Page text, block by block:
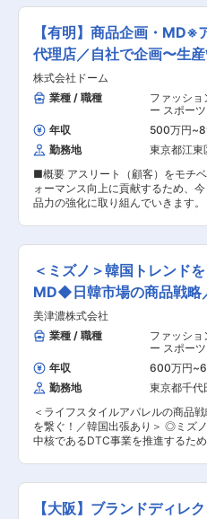
外フィールドでのダイナミックな
加や直接貿易を通じて、グローバル
開発に挑戦できます。 ・裁量：新
開拓や商品構成決定など、戦略的な
われます。 ・生活を豊かに：園芸・
ットなど、人々の暮らしに密着し
あるホームセンター事業会社5社「
DCMダイキ、DCMホーマック、
DCMくろがねや」を完全統合し、
に生まれ変わりました。 前身は、
マ、ダイキ、ホーマックが業務資
生した「DCM Japanホールディン
門や商品部の統合を行いました。
ワドーを、2016年にはくろがねや
スケールメリットを生かした商品
充実やコスト削減など、全国の店
高いサービスを提供しています。 変更の範囲：会
社の定める業務
し、幅広い業界のモノづくりを支
現在では1000種類以上の製品を製
おり、創業から現在に至るまで事
ています。 今回は体制強化を図る
進を共に盛り立ててくださる新たな
を募集！ 近年ではBtoC製品の企画
入れており、衛生用品や健康食品
化粧品など幅広い商品の企画に携
るポジションです。あなたのアイデ
ット商品を生み出してください！ ■業務詳細：
工業薬品・洗浄剤などをはじめとす
企画開発をお任せします。 商品設
ーケティングまで、一連のプロセ
ジションです。 主な業務内容 ・市場・顧客ニー
ズの調査、課題の整理 ・製品設計
討、試験／BtoB・BtoC向け） ・販
＞ ★ヒット商品の「生みの親」に
も！ HPの新コンテンツや自社ブラ
を生み出したりなど、企画開発部
携わることができます。多角的なス
けることができるため活躍できるフ
限です◎ ■組織構成： 現在、企画開発課には
20〜30代の5名のメンバーが在籍
■主要取引先（一部抜粋）： 三菱ケ
社様・三井化学株式会社様・株式
ど ■入社後の流れ： まずは１〜2週間、各部署で
の基礎研修を行い、会社の事業全
ただきます。 その後、商品知識を
弊社HPのコラムを使った学習やテ
も取り組み、知識の定着や顧客ニ
めていきます。 その後、徐々に製
グ、製品企画・開発など、ステッ
【有明】商品企画・MD※
代理店／自社で企画〜生
大◎
株式会社ドーム
業種 / 職種
ファッショ
ー スポー
画・サービ
年収 500万円~
勤務地
東京都江東
■概要 アスリート（顧客）をモチ
ォーマンス向上に貢献するため、
品力の強化に取り組んでいきます。
取り扱いカテゴリー◇ メンズ／ユ
ズトレーニング、ランニング な
【製品企画】 ◎マーケットを創造
企画（展示会年2回、別注企画、期
◎Under Armourグローバルとも連携
費者にあった商品の選定、展開に向
MDと連携し商品構成を企てる ◎商
展開商品企画／グローバル商品選
画立案コンセプトワーク、サンプル
携、製品発注 ◎開発カレンダーに基
パートナー（デザイン、開発、ソ
に、日本市場展開に向けた価格・
画開発を管理 ◎上記商品マスタ管
おけるフィールドテスト、アスリ
グ、市場リサーチ 【計数管理】 ◎
粗利、原価、プロパー消化率、在
ック作成、展示会準備／表現方法
＜ミズノ＞韓国トレンド
MD◆日韓市場の商品戦略
ス
美津濃株式会社
業種 / 職種
ファッショ
ー スポー
ーチャンダ
年収 600万円~
勤務地
東京都千代
＜ライフスタイルアパレルの商品
を繋ぐ！／韓国出張あり＞ ◎ミズノの成長戦略の
中核であるDTC事業を推進するた
を担うMDポジション。市場分析や
ップ構築など、上流工程から携わる
◎韓国ファッションやライフスタ
【大阪】ブランドディレ